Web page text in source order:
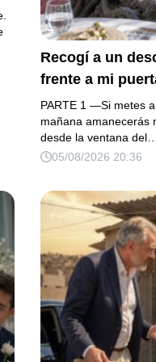
Recogí a un
frente a mi
diminuto
único familiar
no es una
profunda y me
él ya no
pesos y varios
revelaron una
PARTE 1 —Si metes
mañana amanecerás
desde la ventana del…
05/08/2026 20:36